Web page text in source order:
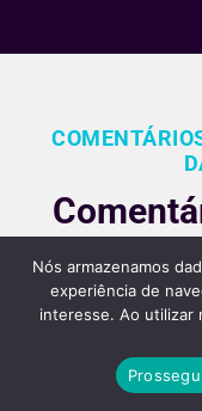
Nós armazenamos
experiência de
interesse. Ao utilizar